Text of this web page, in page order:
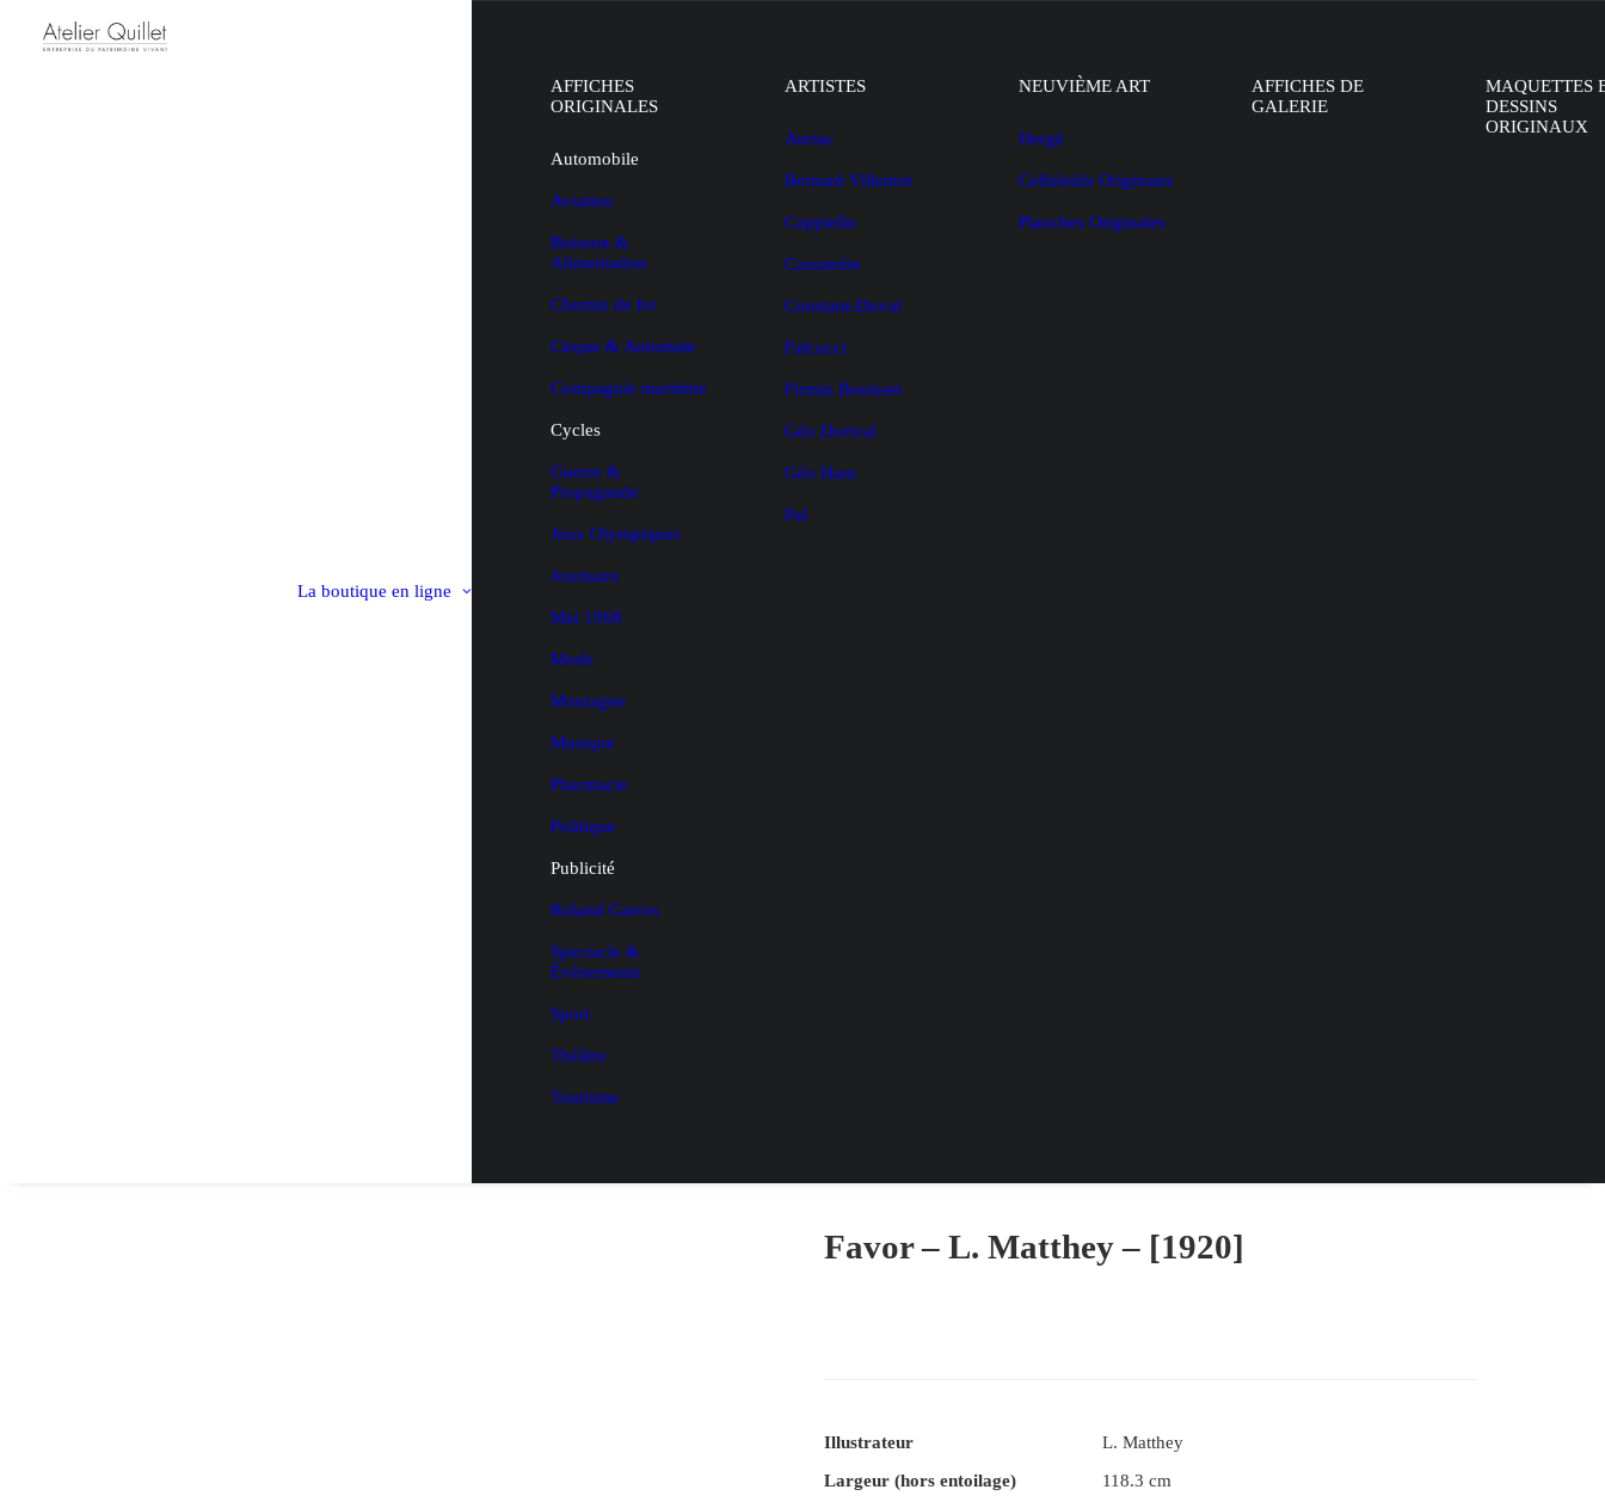
La boutique en ligne
AFFICHES
ORIGINALES
Automobile
Aviation
Boisson &
Alimentation
Chemin de fer
Cirque & Automate
Compagnie maritime
Cycles
Guerre &
Propagande
Jeux Olympiques
Journaux
Mai 1968
Mode
Montagne
Musique
Pharmacie
Politique
Publicité
Roland Garros
Spectacle &
Évènements
Sport
Théâtre
Tourisme
ARTISTES
Auriac
Bernard Villemot
Cappiello
Cassandre
Constant-Duval
Falcucci
Firmin Bouisset
Géo Dorival
Géo Ham
Pal
NEUVIÈME ART
Hergé
Celluloïds Originaux
Planches Originales
AFFICHES DE
GALERIE
MAQUETTES
DESSINS
ORIGINAUX
Favor – L. Matthey – [1920]
Illustrateur
L. Matthey
Largeur (hors entoilage)
118.3 cm